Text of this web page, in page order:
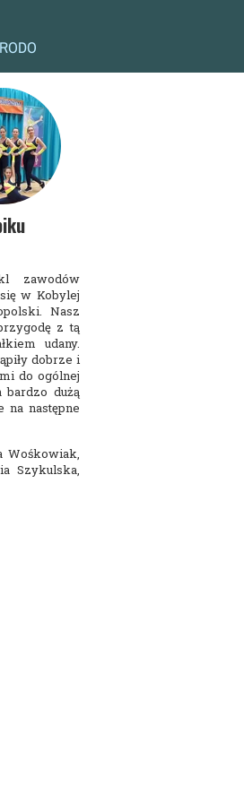
zawodów
w Kobylej
Nasz
z tą
udany.
dobrze i
do ogólnej
bardzo dużą
na następne
Wośkowiak,
Szykulska,
Statut szkoły
szkoły
Covid-19
RODO